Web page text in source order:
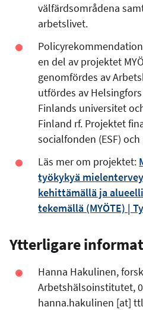
välfärdsområdena
arbetslivet.
en del av projektet
genomfördes av
utfördes av
Finlands universitet
Finland rf. Projektet
socialfonden (ESF)
Läs mer om projektet:
työkykyä
kehittämällä ja
tekemällä (MYÖTE) |
Ytterligare
Hanna Hakulinen,
Arbetshälsoinstitutet,
hanna.hakulinen [at]